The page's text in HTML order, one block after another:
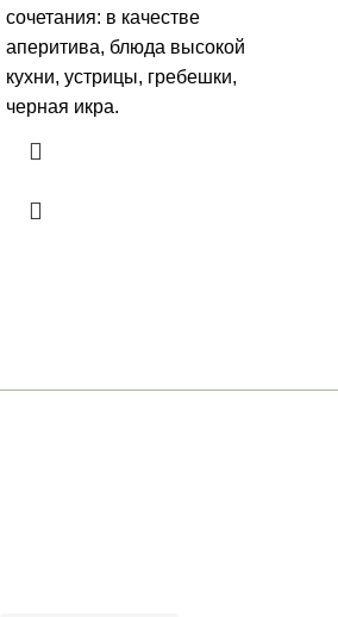
сочетания: в качестве
аперитива, блюда высокой
кухни, устрицы, гребешки,
черная икра.